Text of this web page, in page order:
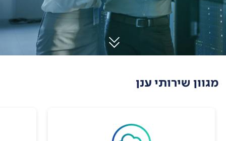
מגוון שירותי ענן